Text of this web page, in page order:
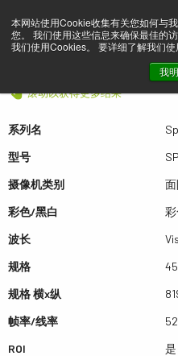
本网站使用Cookie收集有关您如何与
您。 我们使用这些信息来确保最佳的
我们使用Cookies。 要详细了解我们
我
预览 SP-
滚动以获得更多结果
系列名
型号
摄像机类别
彩色/黑白
波长
规格
规格 横x纵
帧率/线率
ROI
是